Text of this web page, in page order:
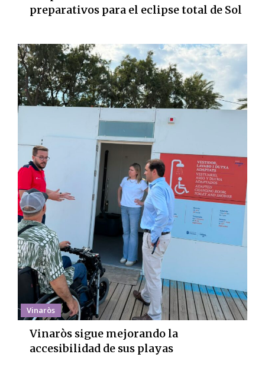
preparativos para el eclipse total de Sol
Vinaròs
Vinaròs sigue mejorando la
accesibilidad de sus playas